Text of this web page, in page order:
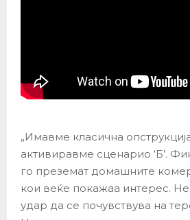
„Имавме класична
активиравме сценарио ‘Б’.
го преземат домашните
кои веќе покажаа интерес.
удар да се почувствува на